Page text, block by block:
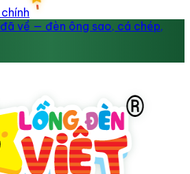
về — đèn ông sao, cá chép,